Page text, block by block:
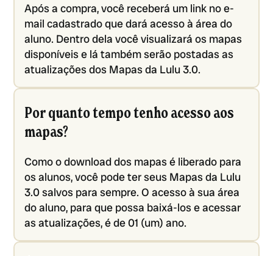
Após a compra, você receberá um link no e-
mail cadastrado que dará acesso à área do
aluno. Dentro dela você visualizará os mapas
disponíveis e lá também serão postadas as
atualizações dos Mapas da Lulu 3.0.
Por quanto tempo tenho acesso aos
mapas?
Como o download dos mapas é liberado para
os alunos, você pode ter seus Mapas da Lulu
3.0 salvos para sempre. O acesso à sua área
do aluno, para que possa baixá-los e acessar
as atualizações, é de 01 (um) ano.